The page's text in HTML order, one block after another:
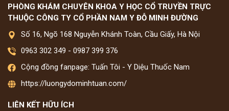
PHÒNG KHÁM CHUYÊN KHOA Y HỌC CỔ TRUYỀN TRỰC
THUỘC CÔNG TY CỔ PHẦN NAM Y ĐỖ MINH ĐƯỜNG
Số 16, Ngõ 168 Nguyễn Khánh Toàn, Cầu Giấy, Hà Nội
0963 302 349 - 0987 399 376
Cộng đồng fanpage: Tuấn Tôi - Y Diệu Thuốc Nam
https://luongydominhtuan.com/
LIÊN KẾT HỮU ÍCH